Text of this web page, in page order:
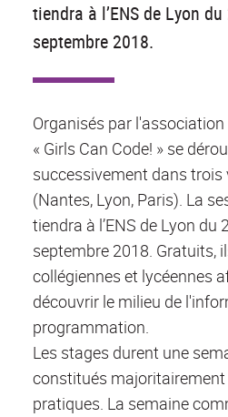
tiendra à l’ENS de Lyon
septembre 2018.
Organisés par
« Girls Can Code! » se
successivement dans trois
(Nantes, Lyon, Paris). La
tiendra à l’ENS de Lyon du
septembre 2018. Gratuits,
collégiennes et lycéennes
découvrir le milieu de
programmation.
Les stages durent une
constitués
pratiques. La semaine